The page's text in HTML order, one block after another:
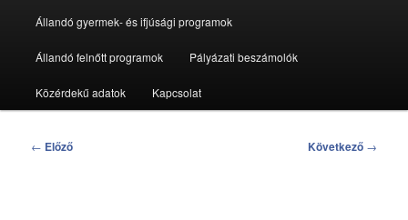
Állandó gyermek- és ifjúsági programok
Állandó felnőtt programok Pályázati beszámolók
Közérdekű adatok Kapcsolat
Bejegyzés
← Előző Következő →